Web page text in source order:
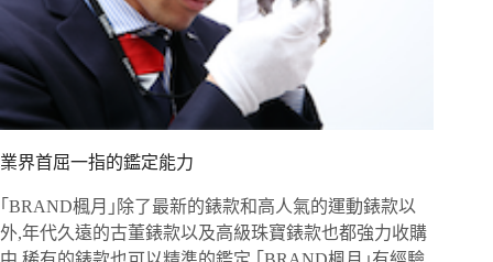
業界首屈一指的鑑定能力
｢BRAND楓月｣除了最新的錶款和高人氣的運動錶款以
外,年代久遠的古董錶款以及高級珠寶錶款也都強力收購